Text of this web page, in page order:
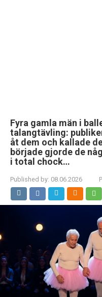
Fyra gamla män i
talangtävling:
åt dem och kallade
började gjorde de
i total chock…
Published by: 08.06.2026